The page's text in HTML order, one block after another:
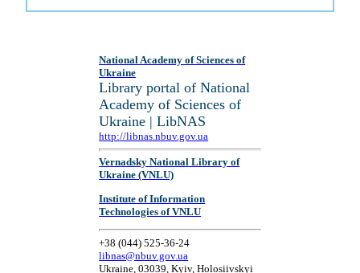
National Academy of Sciences of
Ukraine
Library portal of National
Academy of Sciences of
Ukraine | LibNAS
http://libnas.nbuv.gov.ua
Vernadsky National Library of
Ukraine (VNLU)
Institute of Information
Technologies of VNLU
+38 (044) 525-36-24
libnas@nbuv.gov.ua
Ukraine, 03039, Kyiv, Holosiivskyi